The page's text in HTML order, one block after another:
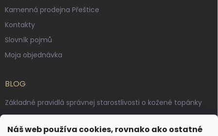
Náš web používa cookies, rovnako ako ostatné
Kamenná prodejna Přeštice
Kontakty
Slovník pojmů
Moja objednávka
BLOG
Základné pravidlá správnej starostlivosti o kožené topánky